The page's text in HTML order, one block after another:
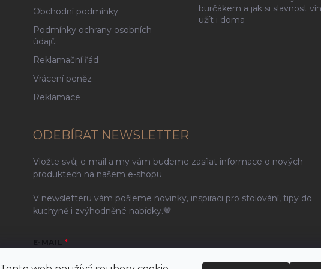
Obchodní podmínky
Podmínky ochrany osobních
údajů
Reklamační řád
Vrácení peněz
Reklamace
burčákem a jak si slavnost
užít i doma
ODEBÍRAT NEWSLETTER
Vložte svůj e-mail a my vám budeme zasílat informace o nových
produktech na našem e-shopu.
V newsletteru vám pošleme novinky, inspiraci pro stolování, tipy do
kuchyně i zvýhodněné nabídky.🤎
E-MAIL